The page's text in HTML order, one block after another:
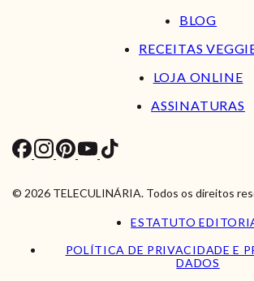
BLOG
RECEITAS
LOJA ONLINE
ASSINATURAS
© 2026 TELECULINÁRIA. Todos os direitos
ESTATUTO
POLÍTICA DE PRIVACIDADE E
DADOS